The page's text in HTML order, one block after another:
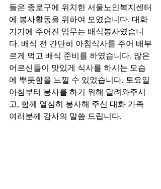
들은 종로구에 위치한 서울노인복지센터
에 봉사활동을 위하여 모였습니다. 대화
기기에 주어진 임무는 배식봉사였습니
다. 배식 전 간단히 아침식사를 주어 배부
르게 먹고 배식 준비를 하였습니다. 많은
어르신들이 맛있게 식사를 하시는 모습
에 뿌듯함을 느낄 수 있었습니다. 토요일
아침부터 봉사를 하기 위해 달려와주시
고, 함께 열심히 봉사해 주신 대화 가족
여러분께 감사의 말씀 드립니다.